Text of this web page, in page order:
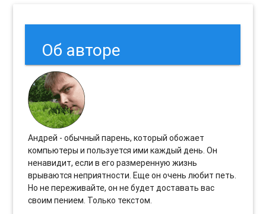
Об авторе
Андрей - обычный парень, который обожает
компьютеры и пользуется ими каждый день. Он
ненавидит, если в его размеренную жизнь
врываются неприятности. Еще он очень любит петь.
Но не переживайте, он не будет доставать вас
своим пением. Только текстом.